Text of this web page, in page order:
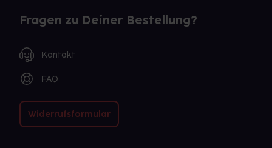
Fragen zu Deiner Bestellung?
Kontakt
FAQ
Widerrufsformular